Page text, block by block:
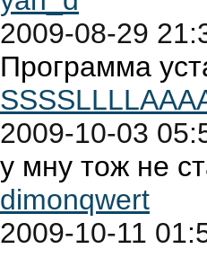
2009-08-29
Программа
2009-10-03
у мну тож не
dimonqwert
2009-10-11